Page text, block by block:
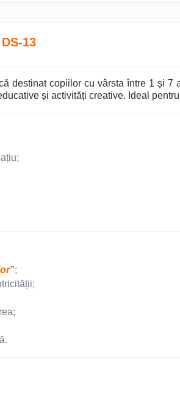
DS-13
destinat copiilor cu vârsta între 1 și
și activități creative. Ideal
”;